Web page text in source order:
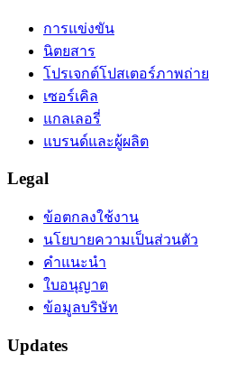
การแข่งขัน
นิตยสาร
โปรเจกต์โปสเตอร์ภาพถ่าย
เซอร์เคิล
แกลเลอรี่
แบรนด์และผู้ผลิต
Legal
ข้อตกลงใช้งาน
นโยบายความเป็นส่วนตัว
คำแนะนำ
ใบอนุญาต
ข้อมูลบริษัท
Updates